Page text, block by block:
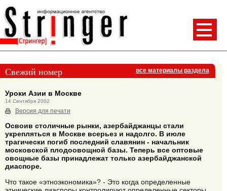
Свежий номер все материалы раздела
Уроки Азии в Москве
14 Сентября 2002
Версия для печати
Освоив столичные рынки, азербайджанцы стали
укрепляться в Москве всерьез и надолго. В июле
трагически погиб последний славянин - начальник
московской плодоовощной базы. Теперь все оптовые
овощные базы принадлежат только азербайджанской
диаспоре.
Что такое «этноэкономика»? - Это когда определенные